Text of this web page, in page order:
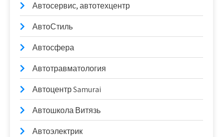
Автосервис, автотехцентр
АвтоСтиль
Автосфера
Автотравматология
Автоцентр Samurai
Автошкола Витязь
Автоэлектрик